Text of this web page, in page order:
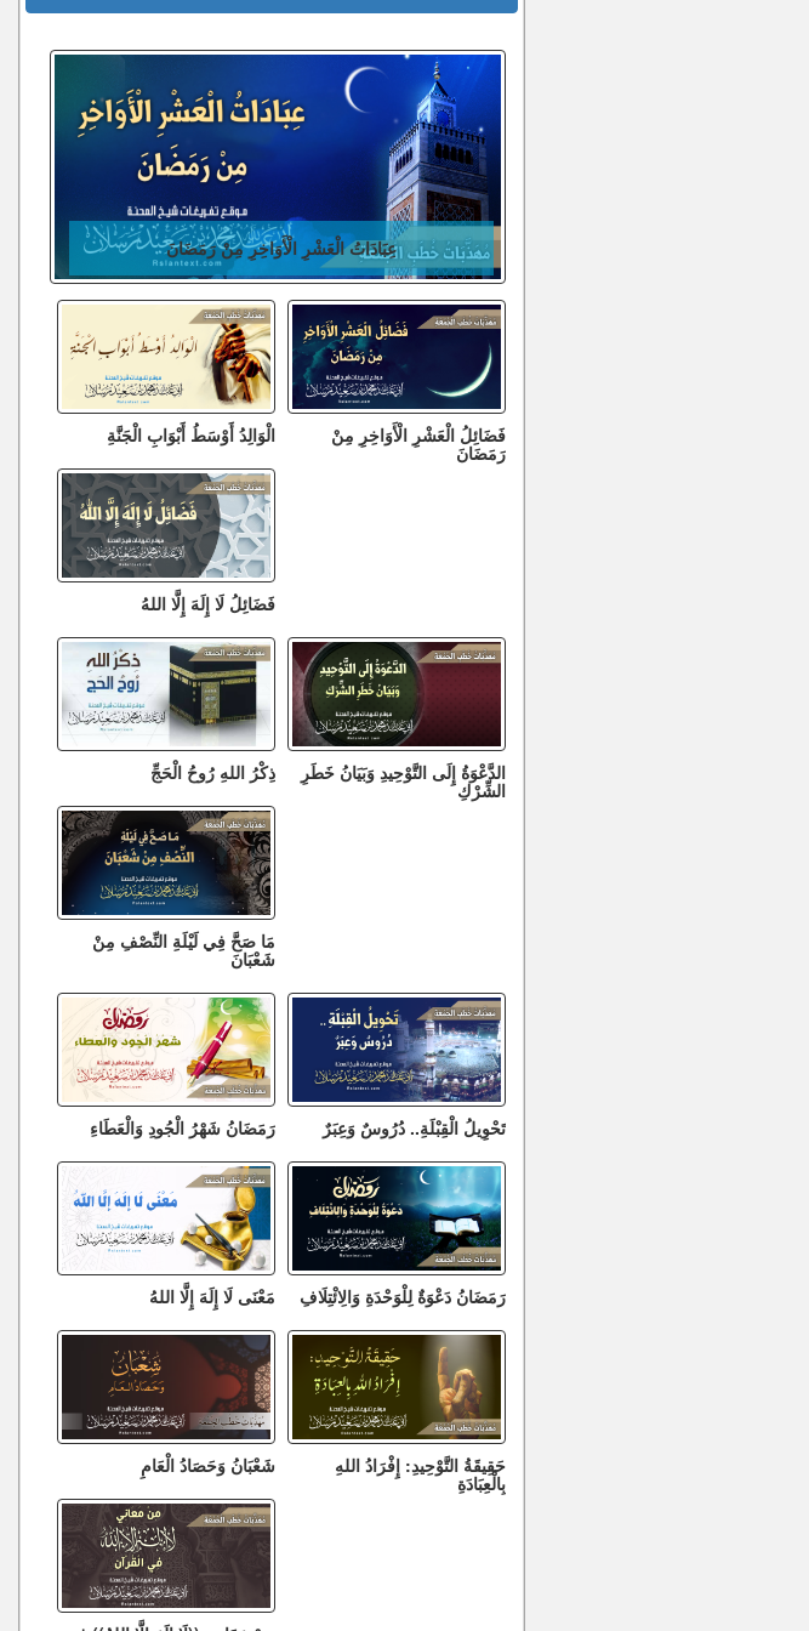
عِبَادَاتُ الْعَشْرِ الْأَوَاخِرِ مِنْ رَمَضَانَ
فَضَائِلُ الْعَشْرِ الْأَوَاخِرِ مِنْ
رَمَضَانَ
الْوَالِدُ أَوْسَطُ أَبْوَابِ الْجَنَّةِ
فَضَائِلُ لَا إِلَهَ إِلَّا اللهُ
الدَّعْوَةُ إِلَى التَّوْحِيدِ وَبَيَانُ خَطَرِ
الشِّرْكِ
ذِكْرُ اللهِ رُوحُ الْحَجِّ
مَا صَحَّ فِي لَيْلَةِ النِّصْفِ مِنْ
شَعْبَانَ
تَحْوِيلُ الْقِبْلَةِ.. دُرُوسٌ وَعِبَرٌ رَمَضَانُ شَهْرُ الْجُودِ وَالْعَطَاءِ
رَمَضَانُ دَعْوَةٌ لِلْوَحْدَةِ وَالِائْتِلَافِ مَعْنَى لَا إِلَهَ إِلَّا اللهُ
حَقِيقَةُ التَّوْحِيدِ: إِفْرَادُ اللهِ
بِالْعِبَادَةِ
شَعْبَانُ وَحَصَادُ الْعَامِ